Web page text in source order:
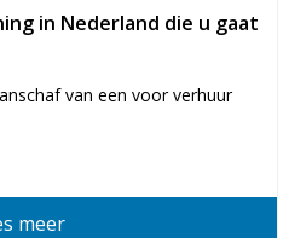
in Nederland die u gaat
van een voor verhuur
meer